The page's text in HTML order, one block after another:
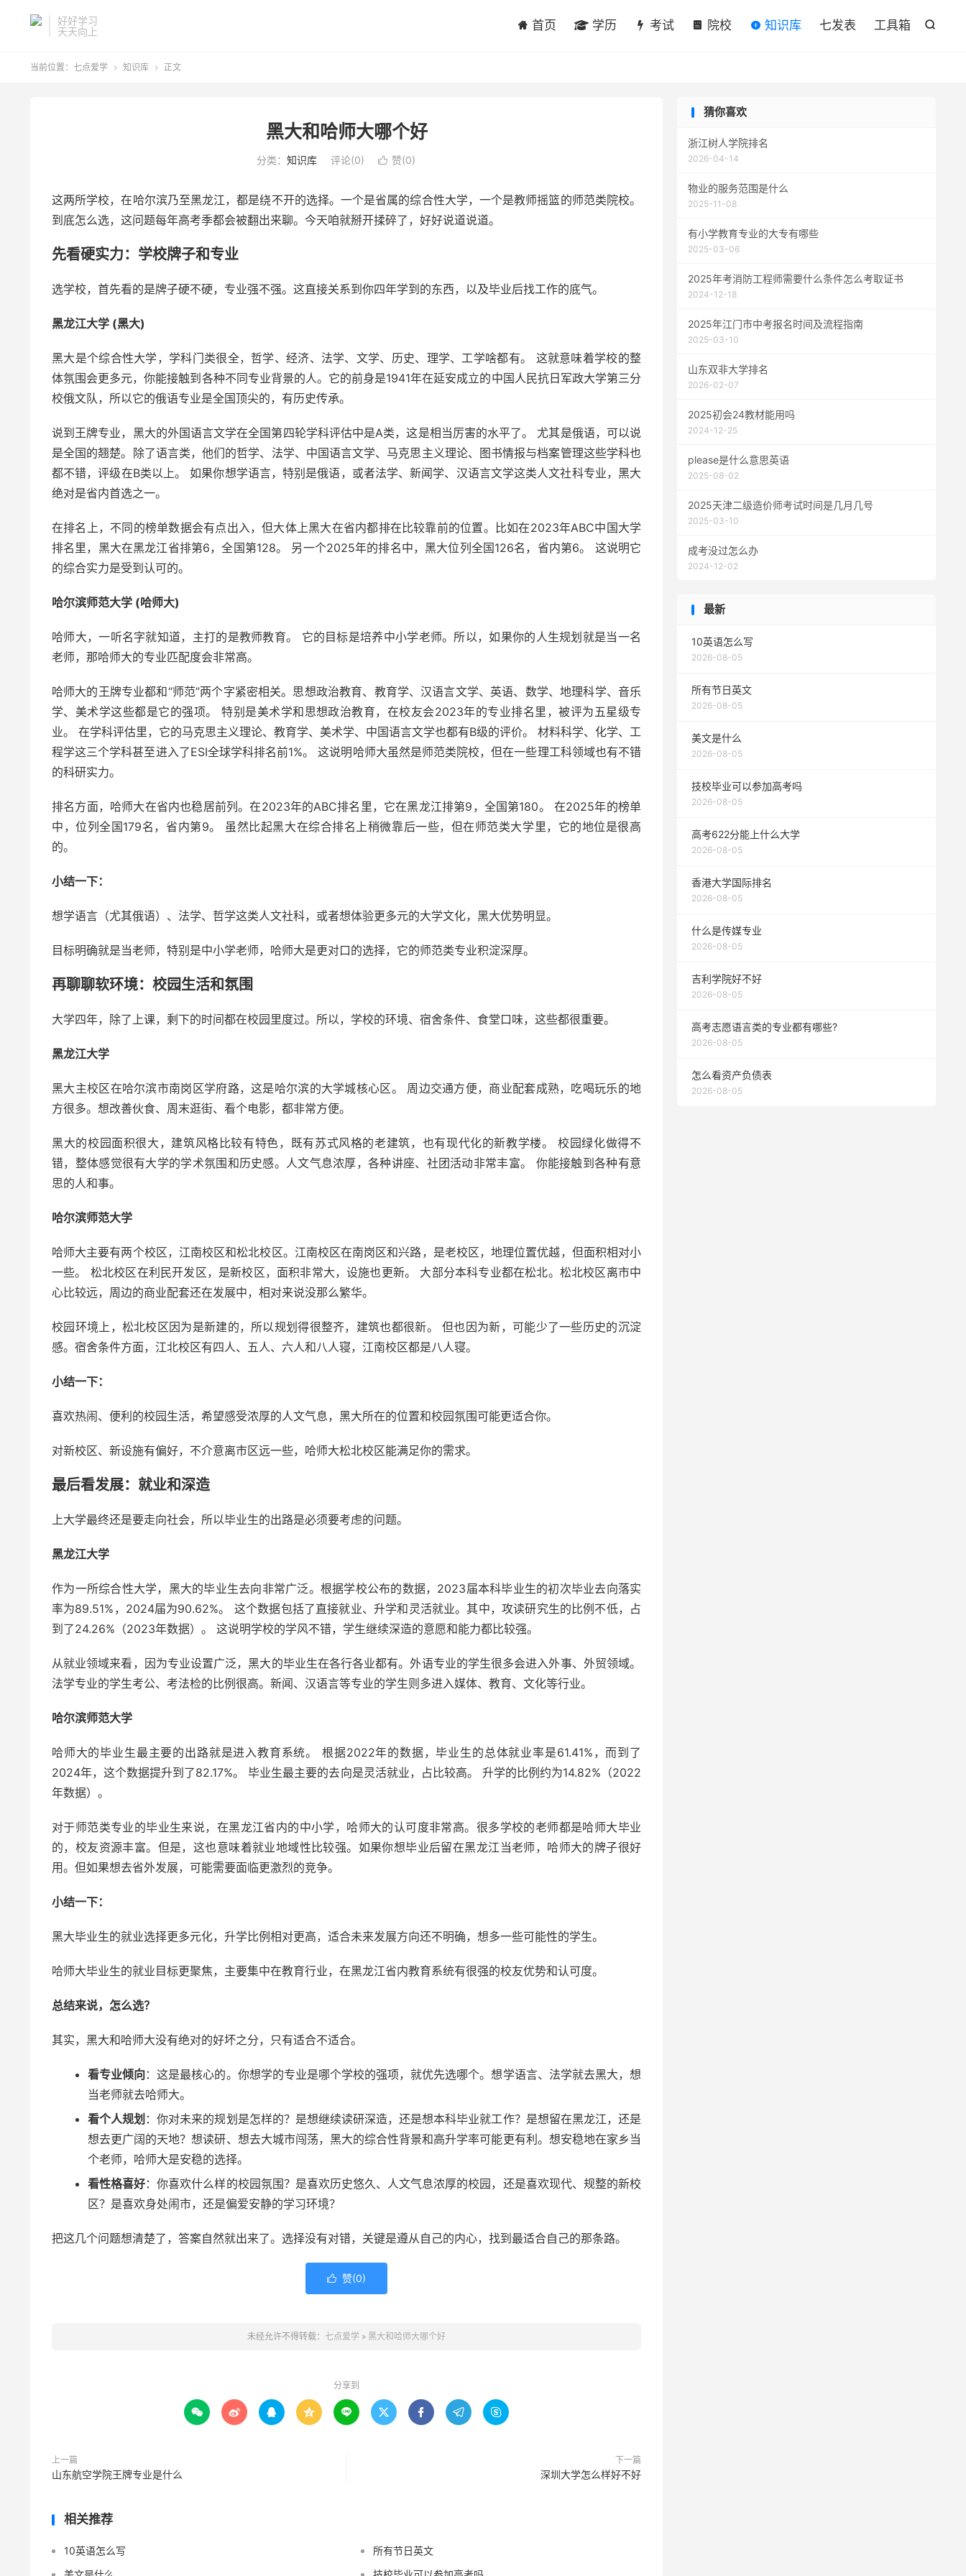
好好学习
天天向上

首页 学历 考试 院校 知识库 七发表 工具箱
当前位置： 七点爱学  知识库  正文
黑大和哈师大哪个好
分类： 知识库 评论(0)  赞(0)
这两所学校，在哈尔滨乃至黑龙江，都是绕不开的选择。一个是省属的综合性大学，一个是教师摇篮的师范类院校。
到底怎么选，这问题每年高考季都会被翻出来聊。今天咱就掰开揉碎了，好好说道说道。
先看硬实力：学校牌子和专业
选学校，首先看的是牌子硬不硬，专业强不强。这直接关系到你四年学到的东西，以及毕业后找工作的底气。
黑龙江大学 (黑大)
黑大是个综合性大学，学科门类很全，哲学、经济、法学、文学、历史、理学、工学啥都有。 这就意味着学校的整
体氛围会更多元，你能接触到各种不同专业背景的人。它的前身是1941年在延安成立的中国人民抗日军政大学第三分
校俄文队，所以它的俄语专业是全国顶尖的，有历史传承。
说到王牌专业，黑大的外国语言文学在全国第四轮学科评估中是A类，这是相当厉害的水平了。 尤其是俄语，可以说
是全国的翘楚。除了语言类，他们的哲学、法学、中国语言文学、马克思主义理论、图书情报与档案管理这些学科也
都不错，评级在B类以上。 如果你想学语言，特别是俄语，或者法学、新闻学、汉语言文学这类人文社科专业，黑大
绝对是省内首选之一。
在排名上，不同的榜单数据会有点出入，但大体上黑大在省内都排在比较靠前的位置。比如在2023年ABC中国大学
排名里，黑大在黑龙江省排第6，全国第128。 另一个2025年的排名中，黑大位列全国126名，省内第6。 这说明它
的综合实力是受到认可的。
哈尔滨师范大学 (哈师大)
哈师大，一听名字就知道，主打的是教师教育。 它的目标是培养中小学老师。所以，如果你的人生规划就是当一名
老师，那哈师大的专业匹配度会非常高。
哈师大的王牌专业都和“师范”两个字紧密相关。思想政治教育、教育学、汉语言文学、英语、数学、地理科学、音乐
学、美术学这些都是它的强项。 特别是美术学和思想政治教育，在校友会2023年的专业排名里，被评为五星级专
业。 在学科评估里，它的马克思主义理论、教育学、美术学、中国语言文学也都有B级的评价。 材料科学、化学、工
程学这三个学科甚至进入了ESI全球学科排名前1%。 这说明哈师大虽然是师范类院校，但在一些理工科领域也有不错
的科研实力。
排名方面，哈师大在省内也稳居前列。在2023年的ABC排名里，它在黑龙江排第9，全国第180。 在2025年的榜单
中，位列全国179名，省内第9。 虽然比起黑大在综合排名上稍微靠后一些，但在师范类大学里，它的地位是很高
的。
小结一下：
想学语言（尤其俄语）、法学、哲学这类人文社科，或者想体验更多元的大学文化，黑大优势明显。
目标明确就是当老师，特别是中小学老师，哈师大是更对口的选择，它的师范类专业积淀深厚。
再聊聊软环境：校园生活和氛围
大学四年，除了上课，剩下的时间都在校园里度过。所以，学校的环境、宿舍条件、食堂口味，这些都很重要。
黑龙江大学
黑大主校区在哈尔滨市南岗区学府路，这是哈尔滨的大学城核心区。 周边交通方便，商业配套成熟，吃喝玩乐的地
方很多。想改善伙食、周末逛街、看个电影，都非常方便。
黑大的校园面积很大，建筑风格比较有特色，既有苏式风格的老建筑，也有现代化的新教学楼。 校园绿化做得不
错，整体感觉很有大学的学术氛围和历史感。人文气息浓厚，各种讲座、社团活动非常丰富。 你能接触到各种有意
思的人和事。
哈尔滨师范大学
哈师大主要有两个校区，江南校区和松北校区。江南校区在南岗区和兴路，是老校区，地理位置优越，但面积相对小
一些。 松北校区在利民开发区，是新校区，面积非常大，设施也更新。 大部分本科专业都在松北。松北校区离市中
心比较远，周边的商业配套还在发展中，相对来说没那么繁华。
校园环境上，松北校区因为是新建的，所以规划得很整齐，建筑也都很新。 但也因为新，可能少了一些历史的沉淀
感。宿舍条件方面，江北校区有四人、五人、六人和八人寝，江南校区都是八人寝。
小结一下：
喜欢热闹、便利的校园生活，希望感受浓厚的人文气息，黑大所在的位置和校园氛围可能更适合你。
对新校区、新设施有偏好，不介意离市区远一些，哈师大松北校区能满足你的需求。
最后看发展：就业和深造
上大学最终还是要走向社会，所以毕业生的出路是必须要考虑的问题。
黑龙江大学
作为一所综合性大学，黑大的毕业生去向非常广泛。根据学校公布的数据，2023届本科毕业生的初次毕业去向落实
率为89.51%，2024届为90.62%。 这个数据包括了直接就业、升学和灵活就业。其中，攻读研究生的比例不低，占
到了24.26%（2023年数据）。 这说明学校的学风不错，学生继续深造的意愿和能力都比较强。
从就业领域来看，因为专业设置广泛，黑大的毕业生在各行各业都有。外语专业的学生很多会进入外事、外贸领域。
法学专业的学生考公、考法检的比例很高。新闻、汉语言等专业的学生则多进入媒体、教育、文化等行业。
哈尔滨师范大学
哈师大的毕业生最主要的出路就是进入教育系统。 根据2022年的数据，毕业生的总体就业率是61.41%，而到了
2024年，这个数据提升到了82.17%。 毕业生最主要的去向是灵活就业，占比较高。 升学的比例约为14.82%（2022
年数据）。
对于师范类专业的毕业生来说，在黑龙江省内的中小学，哈师大的认可度非常高。很多学校的老师都是哈师大毕业
的，校友资源丰富。但是，这也意味着就业地域性比较强。如果你想毕业后留在黑龙江当老师，哈师大的牌子很好
用。但如果想去省外发展，可能需要面临更激烈的竞争。
小结一下：
黑大毕业生的就业选择更多元化，升学比例相对更高，适合未来发展方向还不明确，想多一些可能性的学生。
哈师大毕业生的就业目标更聚焦，主要集中在教育行业，在黑龙江省内教育系统有很强的校友优势和认可度。
总结来说，怎么选？
其实，黑大和哈师大没有绝对的好坏之分，只有适合不适合。
看专业倾向：这是最核心的。你想学的专业是哪个学校的强项，就优先选哪个。想学语言、法学就去黑大，想
当老师就去哈师大。
看个人规划 ：你对未来的规划是怎样的？是想继续读研深造，还是想本科毕业就工作？是想留在黑龙江，还是
想去更广阔的天地？想读研、想去大城市闯荡，黑大的综合性背景和高升学率可能更有利。想安稳地在家乡当
个老师，哈师大是安稳的选择。
看性格喜好：你喜欢什么样的校园氛围？是喜欢历史悠久、人文气息浓厚的校园，还是喜欢现代、规整的新校
区？是喜欢身处闹市，还是偏爱安静的学习环境？
把这几个问题想清楚了，答案自然就出来了。选择没有对错，关键是遵从自己的内心，找到最适合自己的那条路。
 赞(0)
未经允许不得转载： 七点爱学 » 黑大和哈师大哪个好
分享到
        
上一篇
山东航空学院王牌专业是什么
下一篇
深圳大学怎么样好不好
相关推荐
10英语怎么写
所有节日英文
猜你喜欢
浙江树人学院排名
2026-04-14
物业的服务范围是什么
2025-11-08
有小学教育专业的大专有哪些
2025-03-06
2025年考消防工程师需要什么条件怎么考取证书
2024-12-18
2025年江门市中考报名时间及流程指南
2025-03-10
山东双非大学排名
2026-02-07
2025初会24教材能用吗
2024-12-25
please是什么意思英语
2025-08-02
2025天津二级造价师考试时间是几月几号
2025-03-10
成考没过怎么办
2024-12-02
最新
10英语怎么写
2026-08-05
所有节日英文
2026-08-05
美文是什么
2026-08-05
技校毕业可以参加高考吗
2026-08-05
高考622分能上什么大学
2026-08-05
香港大学国际排名
2026-08-05
什么是传媒专业
2026-08-05
吉利学院好不好
2026-08-05
高考志愿语言类的专业都有哪些?
2026-08-05
怎么看资产负债表
2026-08-05